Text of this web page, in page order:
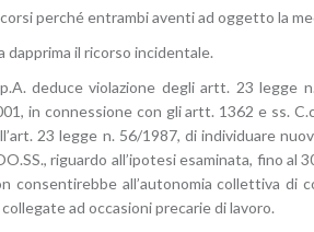
perché entrambi aventi ad oggetto la
dapprima il ricorso incidentale.
deduce violazione degli artt. 23 legge
in connessione con gli artt. 1362 e ss.
23 legge n. 56/1987, di individuare
riguardo all’ipotesi esaminata, fino
consentirebbe all’autonomia collettiva
ad occasioni precarie di lavoro.